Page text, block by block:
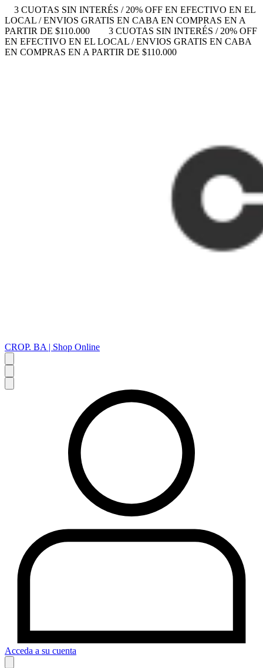
3 CUOTAS SIN INTERÉS / 20% OFF EN EFECTIVO EN EL
LOCAL / ENVIOS GRATIS EN CABA EN COMPRAS EN A
PARTIR DE $110.000
3 CUOTAS SIN INTERÉS / 20% OFF
EN EFECTIVO EN EL LOCAL / ENVIOS GRATIS EN CABA
EN COMPRAS EN A PARTIR DE $110.000
CROP. BA | Shop Online
Acceda a su cuenta